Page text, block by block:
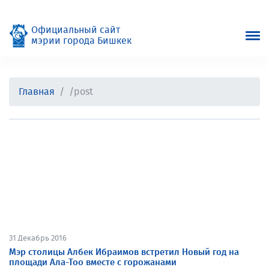
Официальный сайт
мэрии города Бишкек
Главная /post
31 Декабрь 2016
Мэр столицы Албек Ибраимов встретил Новый год на
площади Ала-Тоо вместе с горожанами